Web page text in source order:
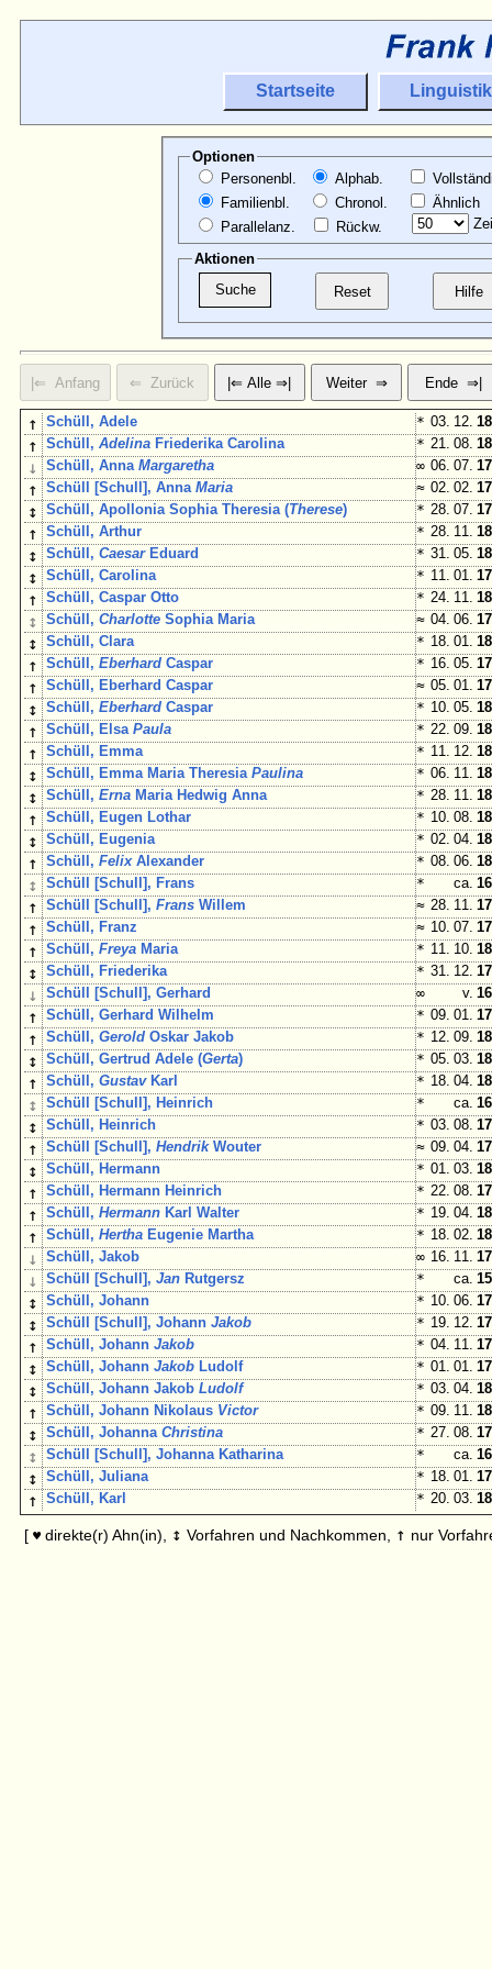
Startseite Linguistik
Optionen
Personenbl.
Familienbl.
Parallelanz.
Alphab.
Chronol.
Rückw.
Ähnlich
Aktionen
↑ Schüll, Adele * 03. 12.
↑ Schüll,Adelina Friederika Carolina * 21. 08.
↓ Schüll, AnnaMargaretha ∞ 06. 07.
↑ Schüll [Schull], AnnaMaria ≈ 02. 02.
↕ Schüll, Apollonia Sophia Theresia (Therese) * 28. 07.
↑ Schüll, Arthur * 28. 11.
↕ Schüll,CaesarEduard * 31. 05.
↕ Schüll, Carolina * 11. 01.
↑ Schüll, Caspar Otto * 24. 11.
↕ Schüll,Charlotte Sophia Maria ≈ 04. 06.
↕ Schüll, Clara * 18. 01.
↑ Schüll,Eberhard Caspar * 16. 05.
↑ Schüll, Eberhard Caspar ≈ 05. 01.
↕ Schüll,Eberhard Caspar * 10. 05.
↑ Schüll, ElsaPaula * 22. 09.
↑ Schüll, Emma * 11. 12.
↕ Schüll, Emma Maria TheresiaPaulina * 06. 11.
↕ Schüll,Erna Maria Hedwig Anna * 28. 11.
↑ Schüll, Eugen Lothar * 10. 08.
↕ Schüll, Eugenia * 02. 04.
↑ Schüll,FelixAlexander * 08. 06.
↕ Schüll [Schull], Frans * ca.
↑ Schüll [Schull],Frans Willem ≈ 28. 11.
↑ Schüll, Franz ≈ 10. 07.
↑ Schüll,Freya Maria * 11. 10.
↕ Schüll, Friederika * 31. 12.
↓ Schüll [Schull], Gerhard ∞ v.
↑ Schüll, Gerhard Wilhelm * 09. 01.
↑ Schüll,Gerold Oskar Jakob * 12. 09.
↕ Schüll, Gertrud Adele (Gerta) * 05. 03.
↑ Schüll,GustavKarl * 18. 04.
↕ Schüll [Schull], Heinrich * ca.
↕ Schüll, Heinrich * 03. 08.
↑ Schüll [Schull],HendrikWouter ≈ 09. 04.
↕ Schüll, Hermann * 01. 03.
↑ Schüll, Hermann Heinrich * 22. 08.
↑ Schüll,Hermann Karl Walter * 19. 04.
↑ Schüll,Hertha Eugenie Martha * 18. 02.
↓ Schüll, Jakob ∞ 16. 11.
↓ Schüll [Schull],Jan Rutgersz * ca.
↕ Schüll, Johann * 10. 06.
↕ Schüll [Schull], JohannJakob * 19. 12.
↑ Schüll, JohannJakob * 04. 11.
↕ Schüll, JohannJakob Ludolf * 01. 01.
↕ Schüll, Johann JakobLudolf * 03. 04.
↑ Schüll, Johann Nikolaus Victor * 09. 11.
↕ Schüll, JohannaChristina * 27. 08.
↕ Schüll [Schull], Johanna Katharina * ca.
↕ Schüll, Juliana * 18. 01.
↑ Schüll, Karl * 20. 03.
[ ♥ direkte(r) Ahn(in), ↕ Vorfahren und Nachkommen, ↑ nur